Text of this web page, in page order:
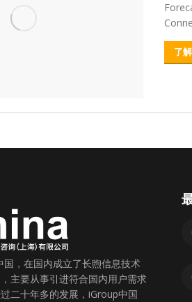
了
，在国内成立了长煦信息技术
主要从事引进符合国内用户需求
二十年多的发展，iGroup中国